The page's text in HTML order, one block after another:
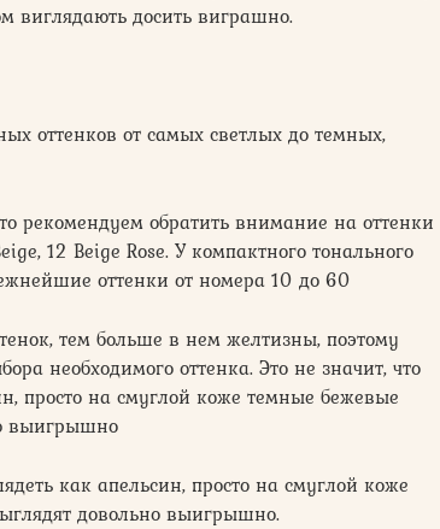
виглядають досить виграшно.
оттенков от самых светлых до темных,
рекомендуем обратить внимание на оттенки
12 Beige Rose. У компактного тонального
оттенки от номера 10 до 60
тем больше в нем желтизны, поэтому
необходимого оттенка. Это не значит, что
просто на смуглой коже темные бежевые
выигрышно
как апельсин, просто на смуглой коже
довольно выигрышно.